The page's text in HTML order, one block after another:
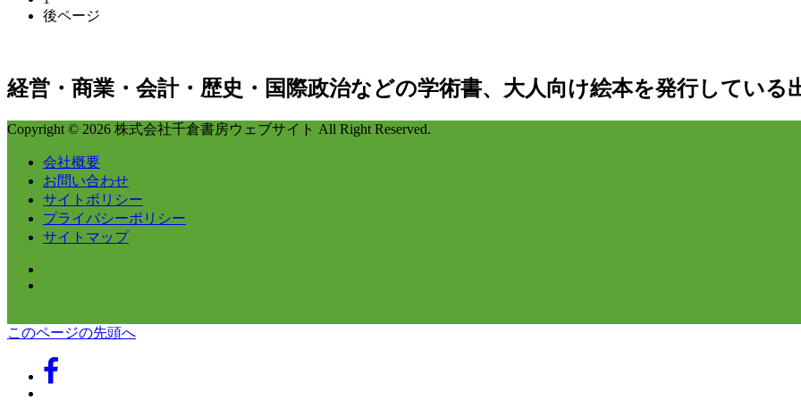
後ページ
経営・商業・会計・歴史・国際政治などの学術書、大人向け絵本を発行している
Copyright © 2026 株式会社千倉書房ウェブサイト All Right Reserved.
会社概要
お問い合わせ
サイトポリシー
プライバシーポリシー
サイトマップ
このページの先頭へ